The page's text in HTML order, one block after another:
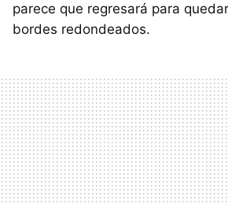
parece que regresará para
bordes redondeados.